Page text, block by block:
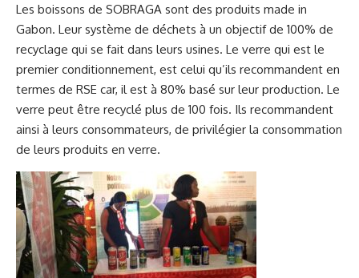
Les boissons de SOBRAGA sont des produits made in
Gabon. Leur système de déchets à un objectif de 100% de
recyclage qui se fait dans leurs usines. Le verre qui est le
premier conditionnement, est celui qu’ils recommandent en
termes de RSE car, il est à 80% basé sur leur production. Le
verre peut être recyclé plus de 100 fois. Ils recommandent
ainsi à leurs consommateurs, de privilégier la consommation
de leurs produits en verre.